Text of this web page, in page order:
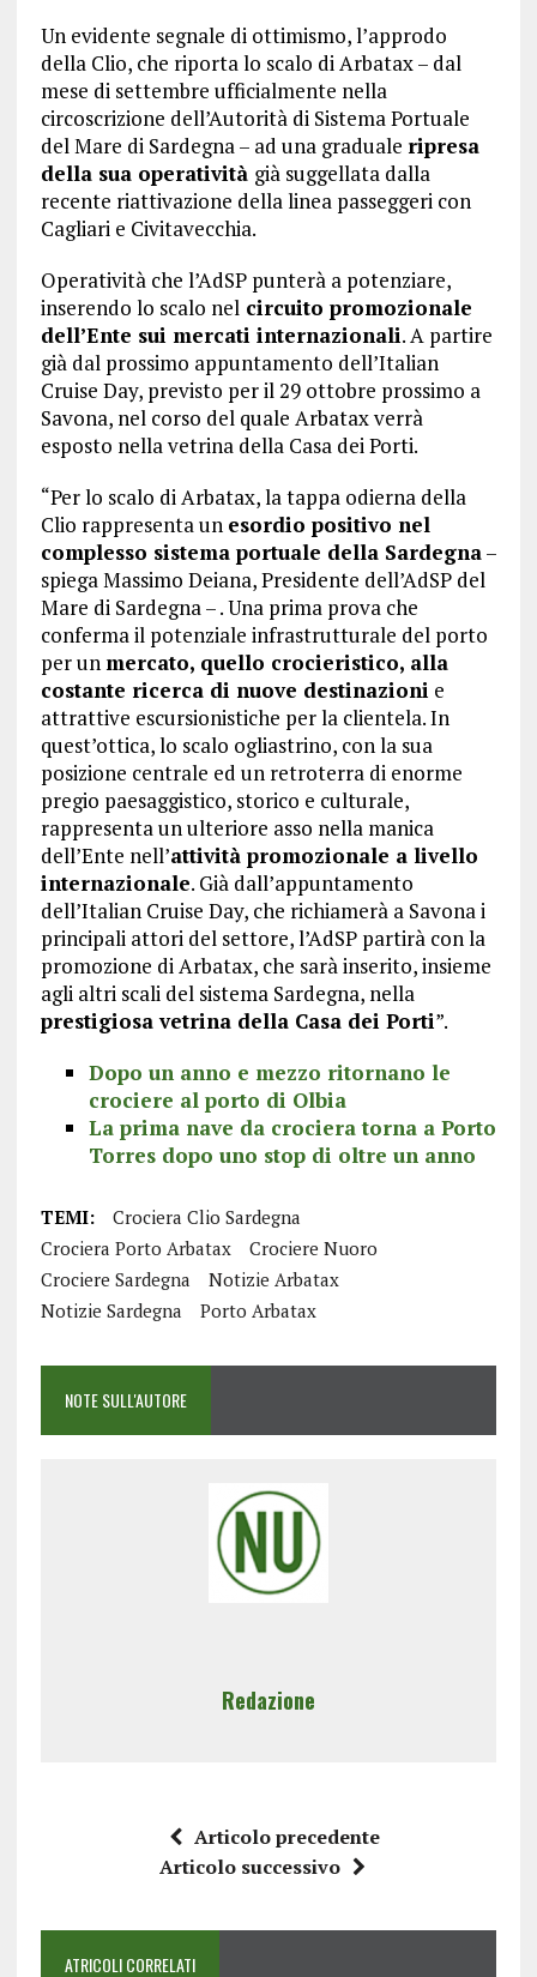
Un evidente segnale di ottimismo, l’approdo
della Clio, che riporta lo scalo di Arbatax – dal
mese di settembre ufficialmente nella
circoscrizione dell’Autorità di Sistema Portuale
del Mare di Sardegna – ad una graduale ripresa
della sua operatività già suggellata dalla
recente riattivazione della linea passeggeri con
Cagliari e Civitavecchia.
Operatività che l’AdSP punterà a potenziare,
inserendo lo scalo nelcircuito promozionale
dell’Ente sui mercati internazionali. A partire
già dal prossimo appuntamento dell’Italian
Cruise Day, previsto per il 29 ottobre prossimo a
Savona, nel corso del quale Arbatax verrà
esposto nella vetrina della Casa dei Porti.
“Per lo scalo di Arbatax, la tappa odierna della
Clio rappresenta un esordio positivo nel
complesso sistema portuale della Sardegna–
spiega Massimo Deiana, Presidente dell’AdSP del
Mare di Sardegna – . Una prima prova che
conferma il potenziale infrastrutturale del porto
per un mercato, quello crocieristico, alla
costante ricerca di nuove destinazioni e
attrattive escursionistiche per la clientela. In
quest’ottica, lo scalo ogliastrino, con la sua
posizione centrale ed un retroterra di enorme
pregio paesaggistico, storico e culturale,
rappresenta un ulteriore asso nella manica
dell’Ente nell’attività promozionale a livello
internazionale. Già dall’appuntamento
dell’Italian Cruise Day, che richiamerà a Savona i
principali attori del settore, l’AdSP partirà con la
promozione di Arbatax, che sarà inserito, insieme
agli altri scali del sistema Sardegna, nella
prestigiosa vetrina della Casa dei Porti”.
Dopo un anno e mezzo ritornano le
crociere al porto di Olbia
La prima nave da crociera torna a Porto
Torres dopo uno stop di oltre un anno
TEMI:
Crociera Clio Sardegna
Crociera Porto Arbatax
Crociere Nuoro
Crociere Sardegna
Notizie Arbatax
Notizie Sardegna
Porto Arbatax
NOTE SULL'AUTORE
Redazione
Articolo precedente
Articolo successivo
ATRICOLI CORRELATI